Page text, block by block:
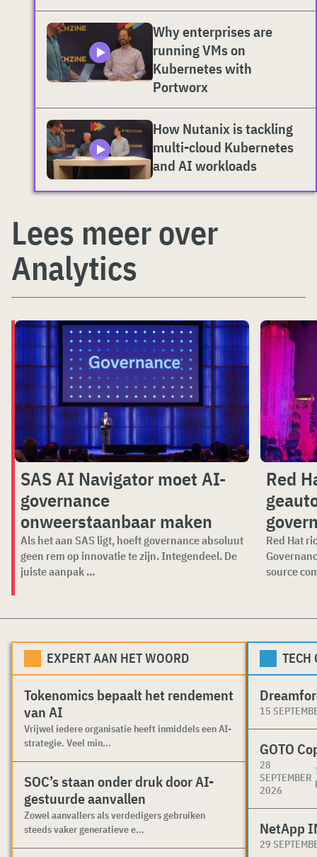
Why enterprises are
running VMs on
Kubernetes with
Portworx
How Nutanix is tackling
multi-cloud Kubernetes
and AI workloads
Lees meer over
Analytics
SAS AI Navigator moet AI-
governance
onweerstaanbaar maken
Als het aan SAS ligt, hoeft governance absoluut
geen rem op innovatie te zijn. Integendeel. De
juiste aanpak ...
Red
Red Hat
source
EXPERT AAN HET WOORD
Tokenomics bepaalt het rendement
van AI
Vrijwel iedere organisatie heeft inmiddels een AI-
strategie. Veel min...
SOC’s staan onder druk door AI-
gestuurde aanvallen
Zowel aanvallers als verdedigers gebruiken
steeds vaker generatieve e...
TECH
15
GOTO
28
SEPTEMBER
2026
NetApp
29